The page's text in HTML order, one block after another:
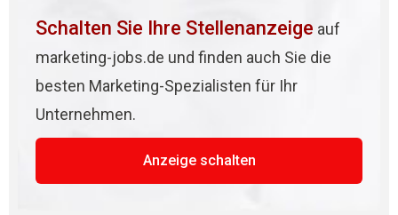
Schalten Sie Ihre Stellenanzeige auf
marketing-jobs.de und finden auch Sie die
besten Marketing-Spezialisten für Ihr
Unternehmen.
Anzeige schalten